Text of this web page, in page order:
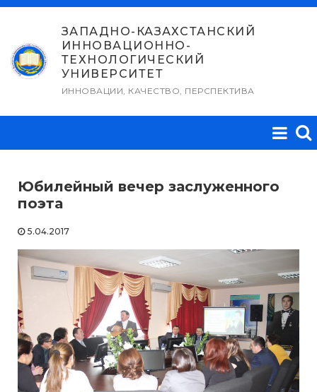
Перейти
содержимому
ЗАПАДНО-КАЗАХСТАНСКИЙ
ИННОВАЦИОННО-
ТЕХНОЛОГИЧЕСКИЙ
УНИВЕРСИТЕТ
ИННОВАЦИИ, КАЧЕСТВО, ПЕРСПЕКТИВА
Юбилейный вечер заслуженного
поэта
5.04.2017